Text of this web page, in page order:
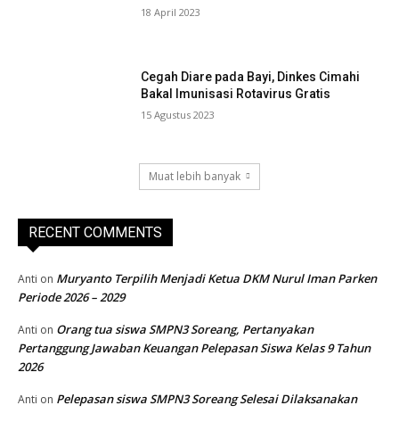
18 April 2023
Cegah Diare pada Bayi, Dinkes Cimahi
Bakal Imunisasi Rotavirus Gratis
15 Agustus 2023
Muat lebih banyak
RECENT COMMENTS
Anti on Muryanto Terpilih Menjadi Ketua DKM Nurul Iman Parken
Periode 2026 – 2029
Anti on Orang tua siswa SMPN3 Soreang, Pertanyakan
Pertanggung Jawaban Keuangan Pelepasan Siswa Kelas 9 Tahun
2026
Anti on Pelepasan siswa SMPN3 Soreang Selesai Dilaksanakan